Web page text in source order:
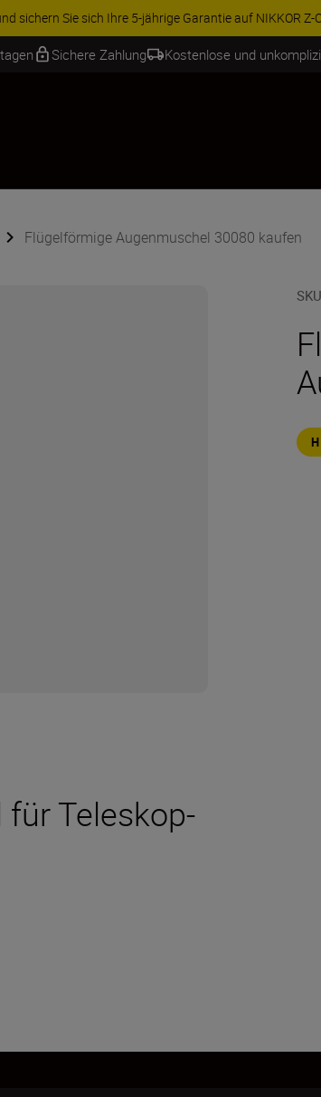
sichern Sie sich Ihre 5-jährige Garantie auf NIKKOR Z-
Sichere Zahlung Kostenlose und
Flügelförmige Augenmuschel 30080 kaufen
Teleskop-